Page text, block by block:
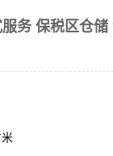
务 保税区仓
米